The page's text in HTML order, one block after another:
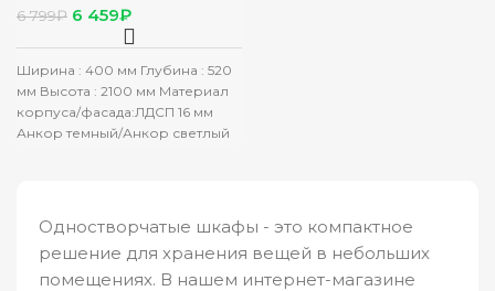
св/тем
6 799₽ 6 459₽
Ширина : 400 мм Глубина : 520
мм Высота : 2100 мм Материал
корпуса/фасада:ЛДСП 16 мм
Анкор темный/Анкор светлый
Одностворчатые шкафы - это компактное
решение для хранения вещей в небольших
помещениях. В нашем интернет-магазине